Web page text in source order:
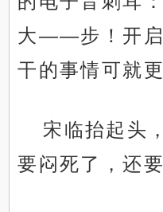
大——步！开启
干的事情可就
宋临抬起头
要闷死了，还